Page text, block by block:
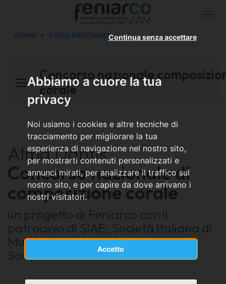
Abbiamo a cuore la tua
privacy
Noi usiamo i cookies e altre tecniche di
tracciamento per migliorare la tua
esperienza di navigazione nel nostro sito,
per mostrarti contenuti personalizzati e
annunci mirati, per analizzare il traffico sul
nostro sito, e per capire da dove arrivano i
nostri visitatori.
Accetto
Continua senza accettare
HOME COSA FACCIAMO
Concorso nazionale
corale
Alma Dantis
Concorso nazionale di
composizione corale
un progetto di Feniarco con il
patrocinio di SIAE, Società Italiana di
Musica Contemporanea, CIDIM,
Società Dantesca Italiana